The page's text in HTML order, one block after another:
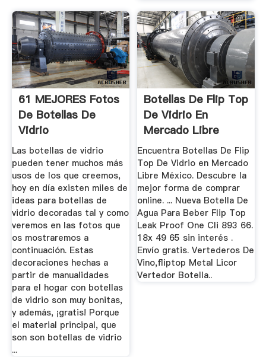
61 MEJORES Fotos
De Botellas De
Vidrio
Decoradas【TOP
2019】
Las botellas de vidrio
pueden tener muchos más
usos de los que creemos,
hoy en día existen miles de
ideas para botellas de
vidrio decoradas tal y como
veremos en las fotos que
os mostraremos a
continuación. Estas
decoraciones hechas a
partir de manualidades
para el hogar con botellas
de vidrio son muy bonitas,
y además, ¡gratis! Porque
el material principal, que
son son botellas de vidrio
...
Botellas De Flip Top
De Vidrio En
Mercado Libre
México
Encuentra Botellas De Flip
Top De Vidrio en Mercado
Libre México. Descubre la
mejor forma de comprar
online. ... Nueva Botella De
Agua Para Beber Flip Top
Leak Proof One Cli 893 66.
18x 49 65 sin interés .
Envío gratis. Vertederos De
Vino,fliptop Metal Licor
Vertedor Botella..